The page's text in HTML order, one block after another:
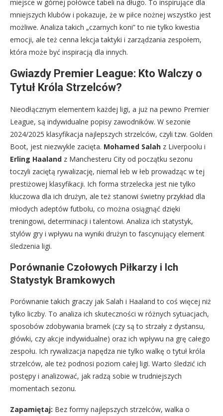
miejsce w górnej połówce tabeli na długo. To inspirujące dla
mniejszych klubów i pokazuje, że w piłce nożnej wszystko jest
możliwe. Analiza takich „czarnych koni” to nie tylko kwestia
emocji, ale też cenna lekcja taktyki i zarządzania zespołem,
która może być inspiracją dla innych.
Gwiazdy Premier League: Kto Walczy o
Tytuł Króla Strzelców?
Nieodłącznym elementem każdej ligi, a już na pewno Premier
League, są indywidualne popisy zawodników. W sezonie
2024/2025 klasyfikacja najlepszych strzelców, czyli tzw. Golden
Boot, jest niezwykle zacięta. Mohamed Salah z Liverpoolu i
Erling Haaland z Manchesteru City od początku sezonu
toczyli zaciętą rywalizację, niemal łeb w łeb prowadząc w tej
prestiżowej klasyfikacji. Ich forma strzelecka jest nie tylko
kluczowa dla ich drużyn, ale też stanowi świetny przykład dla
młodych adeptów futbolu, co można osiągnąć dzięki
treningowi, determinacji i talentowi. Analiza ich statystyk,
stylów gry i wpływu na wyniki drużyn to fascynujący element
śledzenia ligi.
Porównanie Czołowych Piłkarzy i Ich
Statystyk Bramkowych
Porównanie takich graczy jak Salah i Haaland to coś więcej niż
tylko liczby. To analiza ich skuteczności w różnych sytuacjach,
sposobów zdobywania bramek (czy są to strzały z dystansu,
główki, czy akcje indywidualne) oraz ich wpływu na grę całego
zespołu. Ich rywalizacja napędza nie tylko walkę o tytuł króla
strzelców, ale też podnosi poziom całej ligi. Warto śledzić ich
postępy i analizować, jak radzą sobie w trudniejszych
momentach sezonu.
Zapamiętaj: Bez formy najlepszych strzelców, walka o